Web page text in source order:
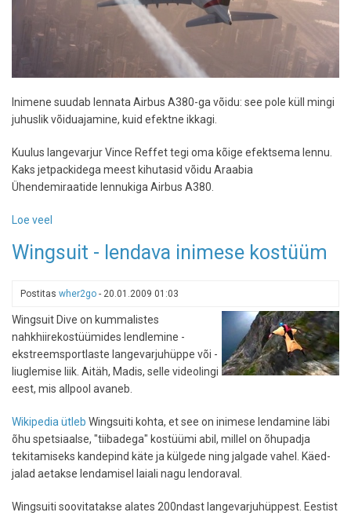
Inimene suudab lennata Airbus A380-ga võidu: see pole küll mingi
juhuslik võiduajamine, kuid efektne ikkagi.
Kuulus langevarjur Vince Reffet tegi oma kõige efektsema lennu.
Kaks jetpackidega meest kihutasid võidu Araabia
Ühendemiraatide lennukiga Airbus A380.
Loe veel
seljas
kõrval:
inimese
ja
lennuki
võidu
lendamisest
Wingsuit - lendava inimese kostüüm
Postitas wher2go - 20.01.2009 01:03
Wingsuit Dive on kummalistes
nahkhiirekostüümides lendlemine -
ekstreemsportlaste langevarjuhüppe või -
liuglemise liik. Aitäh, Madis, selle videolingi
eest, mis allpool avaneb.
Wikipedia ütleb Wingsuiti kohta, et see on inimese lendamine läbi
õhu spetsiaalse, "tiibadega" kostüümi abil, millel on õhupadja
tekitamiseks kandepind käte ja külgede ning jalgade vahel. Käed-
jalad aetakse lendamisel laiali nagu lendoraval.
Wingsuiti soovitatakse alates 200ndast langevarjuhüppest. Eestist